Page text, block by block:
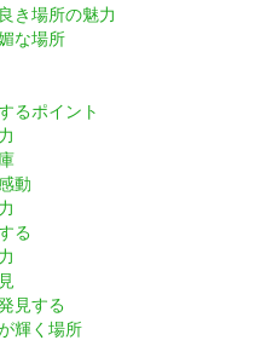
き場所の魅力
な場所
るポイント
動
る
見する
輝く場所